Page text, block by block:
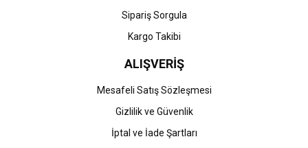
Gönder
Sipariş Sorgula
Kargo Takibi
ALIŞVERİŞ
Mesafeli Satış Sözleşmesi
Gizlilik ve Güvenlik
İptal ve İade Şartları